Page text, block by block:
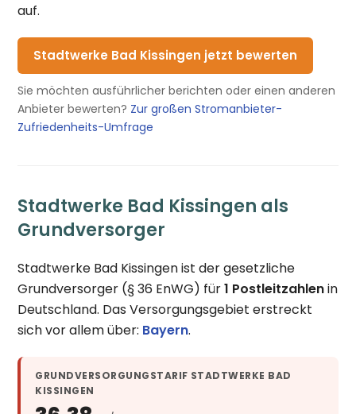
auf.
Stadtwerke Bad Kissingen jetzt bewerten
Sie möchten ausführlicher berichten oder einen anderen
Anbieter bewerten? Zur großen Stromanbieter-
Zufriedenheits-Umfrage
Stadtwerke Bad Kissingen als
Grundversorger
Stadtwerke Bad Kissingen ist der gesetzliche
Grundversorger (§ 36 EnWG) für1 Postleitzahlenin
Deutschland. Das Versorgungsgebiet erstreckt
sich vor allem über: Bayern.
GRUNDVERSORGUNGSTARIF STADTWERKE BAD
KISSINGEN